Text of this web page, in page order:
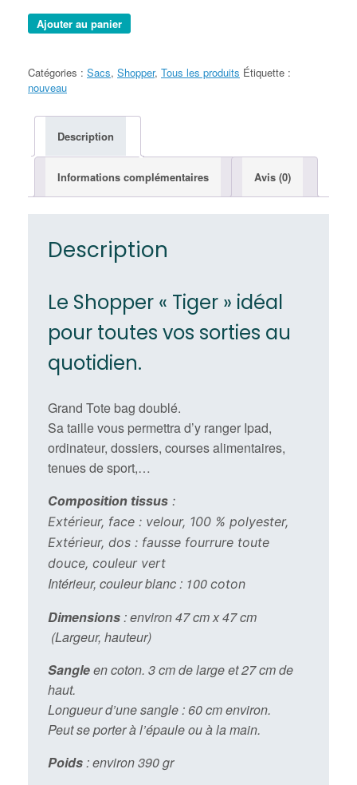
quantité
de
"Tiger"
Ajouter au panier
Catégories : Sacs, Shopper, Tous les produits Étiquette :
nouveau
Description
Informations complémentaires Avis (0)
Description
Le Shopper « Tiger » idéal
pour toutes vos sorties au
quotidien.
Grand Tote bag doublé.
Sa taille vous permettra d’y ranger Ipad,
ordinateur, dossiers, courses alimentaires,
tenues de sport,…
Composition tissus :
Extérieur, face : velour, 100 % polyester,
Extérieur, dos : fausse fourrure toute
douce, couleur vert
Intérieur, couleur blanc : 100 coton
Dimensions: environ 47 cm x 47 cm
(Largeur, hauteur)
Sangleen coton. 3 cm de large et 27 cm de
haut.
Longueur d’une sangle : 60 cm environ.
Peut se porter à l’épaule ou à la main.
Poids: environ 390 gr